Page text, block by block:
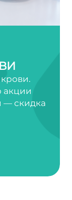
акции
— скидка